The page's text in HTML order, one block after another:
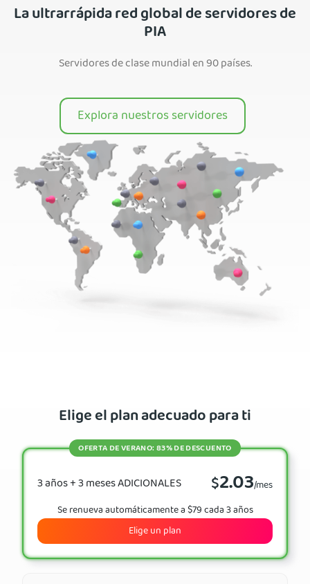
La ultrarrápida red global de servidores de
PIA
Servidores de clase mundial en 90 países.
Explora nuestros servidores
Elige el plan adecuado para ti
3 años + 3 meses ADICIONALES $2.03/mes
OFERTA DE VERANO: 83% DE DESCUENTO
Se renueva automáticamente a $79 cada 3 años
Elige un plan